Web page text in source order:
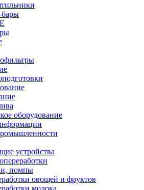
бары
оборудование
устройства
помпы
овощей и фруктов
молока